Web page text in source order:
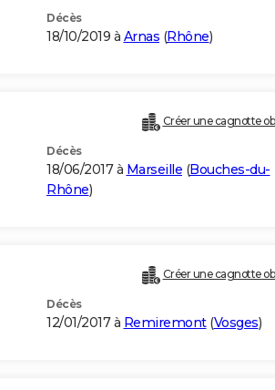
Décès
18/10/2019 à Arnas (Rhône)
Créer une cagnotte
Décès
18/06/2017 à Marseille (Bouches-du-
Rhône)
Créer une cagnotte
Décès
12/01/2017 à Remiremont(Vosges)